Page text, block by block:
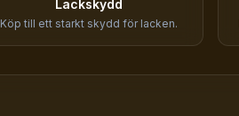
Lackskydd
Köp till ett starkt skydd för lacken.